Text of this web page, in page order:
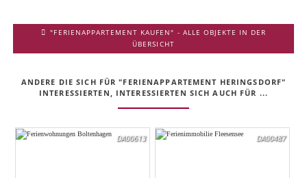
"FERIENAPPARTEMENT KAUFEN" - ALLE OBJEKTE IN DER
ÜBERSICHT
ANDERE DIE SICH FÜR "FERIENAPPARTEMENT HERINGSDORF"
INTERESSIERTEN, INTERESSIERTEN SICH AUCH FÜR ...
DA00613 DA00487